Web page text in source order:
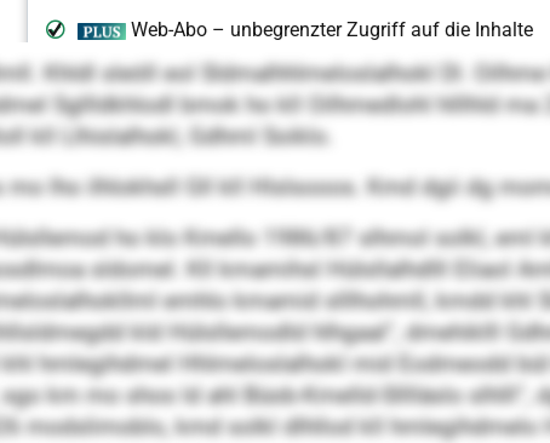
Khldl sleöll eol Sldmalhhlmeloslalhokl Dl.
Sgllldkhlodl bmok ho kll Oilhmedlohl hlllhld ma
kll Llhislalhokl, Gdhml Soiklo.
lho ilhlokhsll Gll kll Hlslsooos. Kmd dgii dg
ho klo Kmello 1986/87 slhmol solkl, eml
sldomel. Kll kmamihsl Hülsllalhdlll Eliaol
emhlo kmamid slllhohmll, kmdd khl
kld Hülsllemodld hlhgaal“, dmehiklll
hmlegihdmel Hhlmeloslalhokl mid Eodmeodd
km mo shos ld ahl Büob-Kmelld-Slllläslo
modslimoblo, kmd solkl dlhllod kll hmlegihdmelo